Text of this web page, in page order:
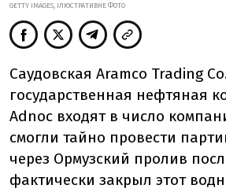
GETTY IMAGES, ІЛЮСТРАТИВНЕ ФОТО
Саудовская Aramco Trading
государственная нефтяная
Adnoc входят в число
смогли тайно провести
через Ормузский пролив
фактически закрыл этот